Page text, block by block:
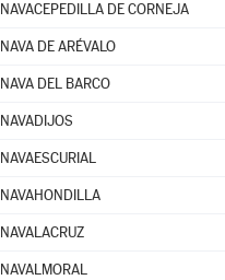
NAVACEPEDILLA DE CORNEJA
NAVA DE ARÉVALO
NAVA DEL BARCO
NAVADIJOS
NAVAESCURIAL
NAVAHONDILLA
NAVALACRUZ
NAVALMORAL